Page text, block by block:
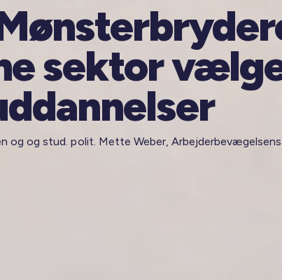
sektor
og og stud. polit. Mette Weber, Arbejderbevægelsens